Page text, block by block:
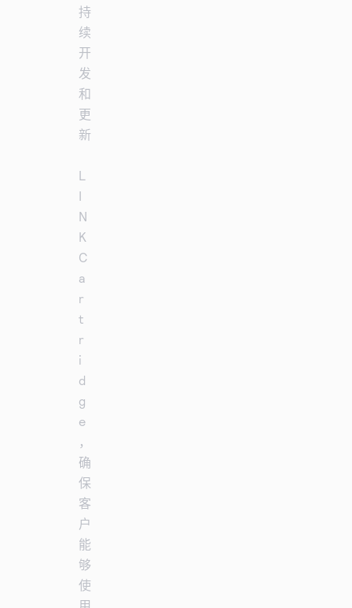
持
续
开
发
和
更
新
L
I
N
K
C
a
r
t
r
i
d
g
e
，
确
保
客
户
能
够
使